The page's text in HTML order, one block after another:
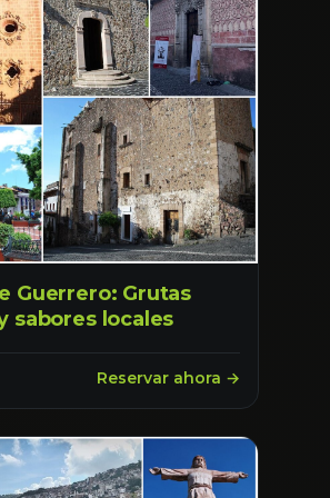
Guerrero: Grutas
sabores locales
Reservar ahora →